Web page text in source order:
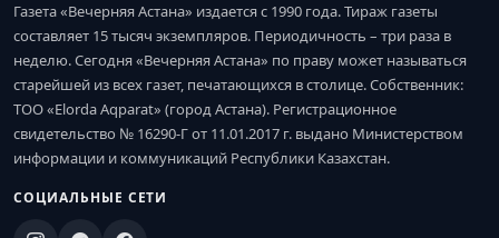
Газета «Вечерняя Астана» издается с 1990 года. Тираж газеты
составляет 15 тысяч экземпляров. Периодичность – три раза в
неделю. Сегодня «Вечерняя Астана» по праву может называться
старейшей из всех газет, печатающихся в столице. Собственник:
ТОО «Elorda Aqparat» (город Астана). Регистрационное
свидетельство № 16290-Г от 11.01.2017 г. выдано Министерством
информации и коммуникаций Республики Казахстан.
СОЦИАЛЬНЫЕ СЕТИ